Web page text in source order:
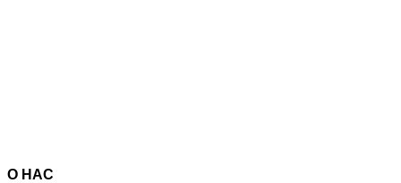
О НАС